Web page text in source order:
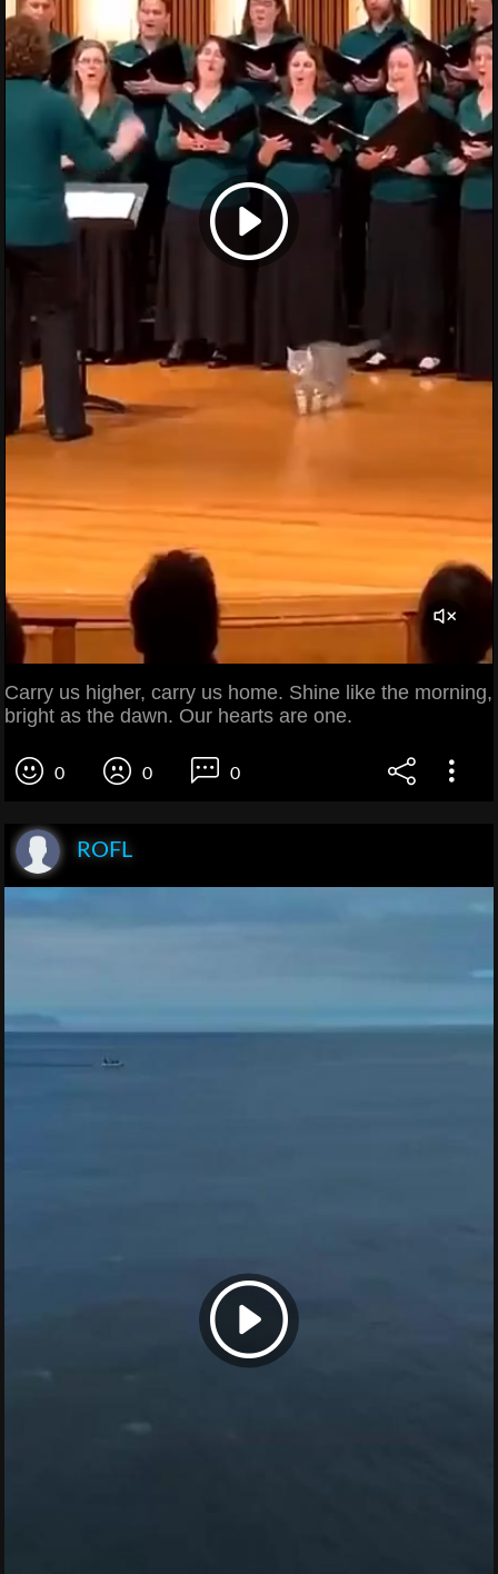
Carry us higher, carry us home. Shine like the morning,
bright as the dawn. Our hearts are one.
0 0 0
ROFL